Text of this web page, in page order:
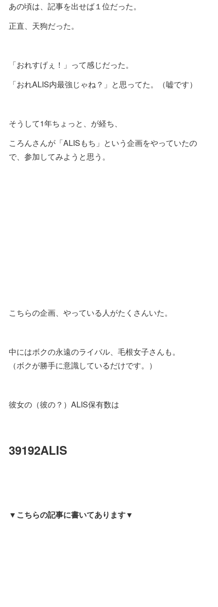
あの頃は、記事を出せば１位だった。
正直、天狗だった。
「おれすげぇ！」って感じだった。
「おれALIS内最強じゃね？」と思ってた。（嘘です）
そうして1年ちょっと、が経ち、
ころんさんが「ALISもち」という企画をやっていたの
で、参加してみようと思う。
こちらの企画、やっている人がたくさんいた。
中にはボクの永遠のライバル、毛根女子さんも。
（ボクが勝手に意識しているだけです。）
彼女の（彼の？）ALIS保有数は
39192ALIS
▼こちらの記事に書いてあります▼